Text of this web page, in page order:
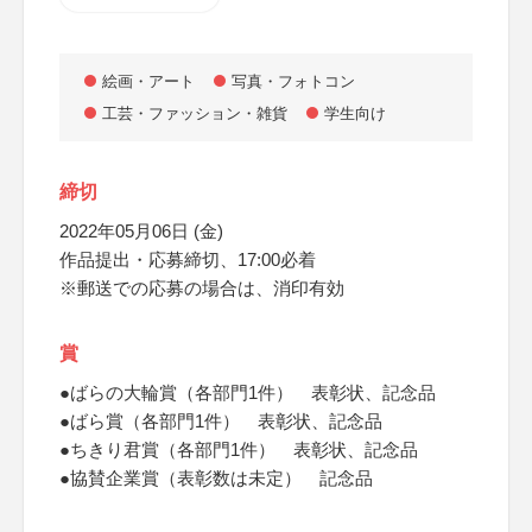
絵画・アート
写真・フォトコン
工芸・ファッション・雑貨
学生向け
締切
2022年05月06日 (金)
作品提出・応募締切、17:00必着
※郵送での応募の場合は、消印有効
賞
●ばらの大輪賞（各部門1件） 表彰状、記念品
●ばら賞（各部門1件） 表彰状、記念品
●ちきり君賞（各部門1件） 表彰状、記念品
●協賛企業賞（表彰数は未定） 記念品